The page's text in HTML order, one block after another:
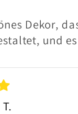
Dekor,
und